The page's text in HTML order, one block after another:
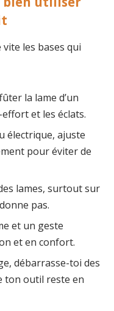
les bases qui
la lame d’un
et les éclats.
électrique, ajuste
pour éviter de
lames, surtout sur
pas.
et un geste
et en confort.
débarrasse-toi des
ton outil reste en